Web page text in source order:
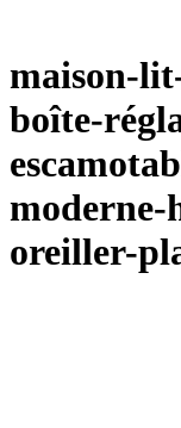
maison-
boîte-
moderne-
oreiller-